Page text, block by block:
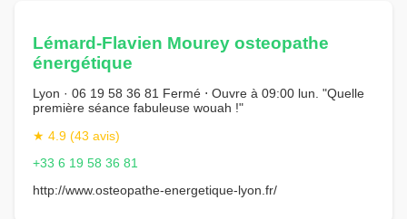
Lémard-Flavien Mourey osteopathe
énergétique
Lyon · 06 19 58 36 81 Fermé ⋅ Ouvre à 09:00 lun. "Quelle
première séance fabuleuse wouah !"
★ 4.9 (43 avis)
+33 6 19 58 36 81
http://www.osteopathe-energetique-lyon.fr/